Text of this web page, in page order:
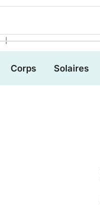
❘
Corps Solaires